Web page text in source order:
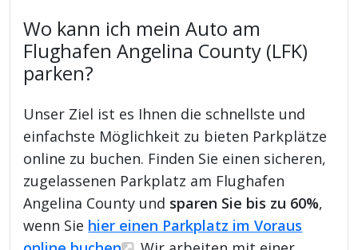
Wo kann ich mein Auto am
Flughafen Angelina County (LFK)
parken?
Unser Ziel ist es Ihnen die schnellste und
einfachste Möglichkeit zu bieten Parkplätze
online zu buchen. Finden Sie einen sicheren,
zugelassenen Parkplatz am Flughafen
Angelina County und sparen Sie bis zu 60%,
wenn Sie hier einen Parkplatz im Voraus